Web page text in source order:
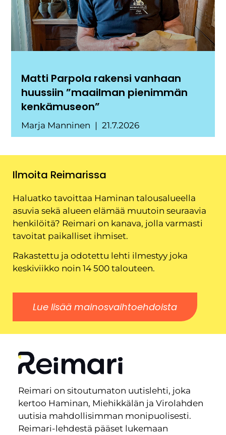
Matti Parpola rakensi vanhaan
huussiin ”maailman pienimmän
kenkämuseon”
Marja Manninen 21.7.2026
Ilmoita Reimarissa
Haluatko tavoittaa Haminan talousalueella
asuvia sekä alueen elämää muutoin seuraavia
henkilöitä? Reimari on kanava, jolla varmasti
tavoitat paikalliset ihmiset.
Rakastettu ja odotettu lehti ilmestyy joka
keskiviikko noin 14 500 talouteen.
Lue lisää mainosvaihtoehdoista
Reimari on sitoutumaton uutislehti, joka
kertoo Haminan, Miehikkälän ja Virolahden
uutisia mahdollisimman monipuolisesti.
Reimari-lehdestä pääset lukemaan